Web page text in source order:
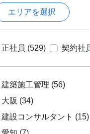
エリアを選択
正社員 (529) 契約社
建築施工管理 (56)
大阪 (34)
建設コンサルタント (15)